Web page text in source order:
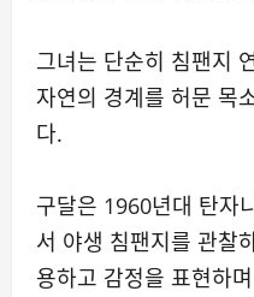
그녀는 단순히 침팬지
자연의 경계를 허문 목
다.
구달은 1960년대 탄자
서 야생 침팬지를 관찰
용하고 감정을 표현하